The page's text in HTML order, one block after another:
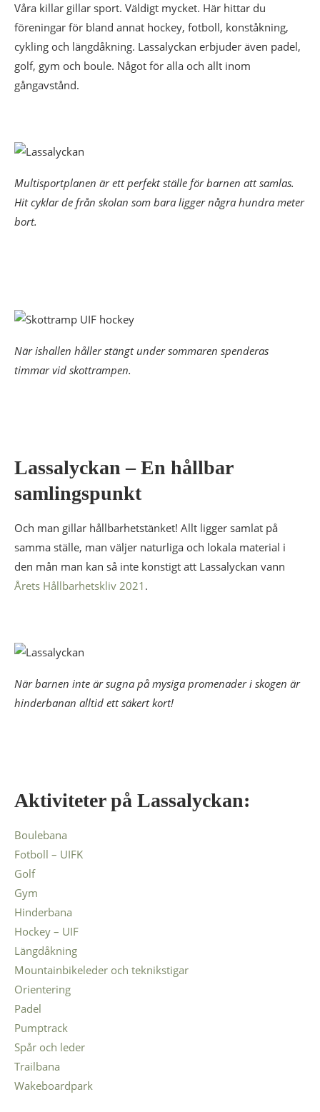
Våra killar gillar sport. Väldigt mycket. Här hittar du
föreningar för bland annat hockey, fotboll, konståkning,
cykling och längdåkning. Lassalyckan erbjuder även padel,
golf, gym och boule. Något för alla och allt inom
gångavstånd.
Multisportplanen är ett perfekt ställe för barnen att samlas.
Hit cyklar de från skolan som bara ligger några hundra meter
bort.
När ishallen håller stängt under sommaren spenderas
timmar vid skottrampen.
Lassalyckan – En hållbar
samlingspunkt
Och man gillar hållbarhetstänket! Allt ligger samlat på
samma ställe, man väljer naturliga och lokala material i
den mån man kan så inte konstigt att Lassalyckan vann
Årets Hållbarhetskliv 2021 .
När barnen inte är sugna på mysiga promenader i skogen är
hinderbanan alltid ett säkert kort!
Aktiviteter på Lassalyckan:
Boulebana
Fotboll – UIFK
Golf
Gym
Hinderbana
Hockey – UIF
Längdåkning
Mountainbikeleder och teknikstigar
Orientering
Padel
Pumptrack
Spår och leder
Trailbana
Wakeboardpark